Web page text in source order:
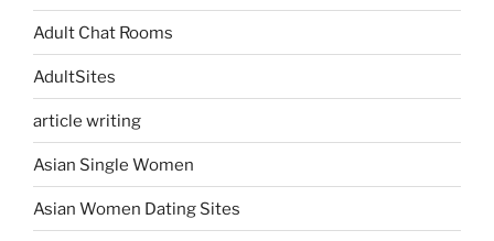
Adult Chat Rooms
AdultSites
article writing
Asian Single Women
Asian Women Dating Sites